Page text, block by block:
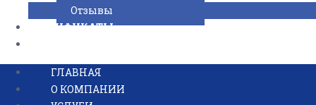
Отзывы
СЕРТИФИКАТЫ
ГЛАВНАЯ
О КОМПАНИИ